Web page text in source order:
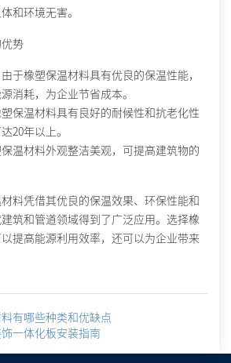
和环境无害。
势
由于橡塑保温材料具有优良的保温性能，
消耗，为企业节省成本。
塑保温材料具有良好的耐候性和抗老化性
20年以上。
保温材料外观整洁美观，可提高建筑物的
料凭借其优良的保温效果、环保性能和
筑和管道领域得到了广泛应用。选择橡
提高能源利用效率，还可以为企业带来
料有哪些种类和优缺点
一体化板安装指南